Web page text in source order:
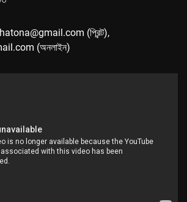
(প্রিন্ট),
(অনলাইন)